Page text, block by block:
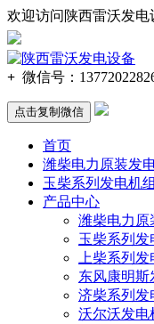
欢迎访问陕西雷沃发
+ 微信号：
点击复制微信
首页
潍柴电力原装发
玉柴系列发电机组
产品中心
潍柴电力原
玉柴系列发
上柴系列发
东风康明斯
济柴系列发
沃尔沃发电